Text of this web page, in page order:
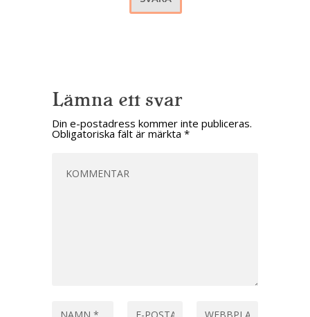
Lämna ett svar
Din e-postadress kommer inte publiceras.
Obligatoriska fält är märkta *